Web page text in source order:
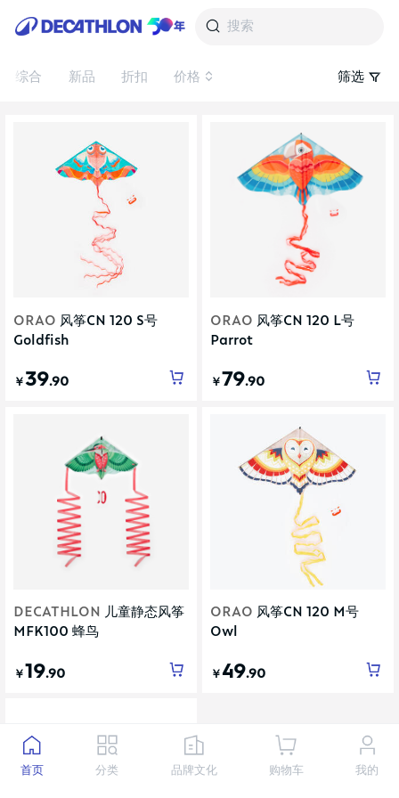
搜索
综合 新品 折扣 价格 筛选
ORAO 风筝CN 120 S号
Goldfish
￥39.90
ORAO 风筝CN 120 L号
Parrot
￥79.90
DECATHLON 儿童静态风筝
MFK100 蜂鸟
￥19.90
ORAO 风筝CN 120 M号
Owl
￥49.90
首页 分类 品牌文化 购物车 我的